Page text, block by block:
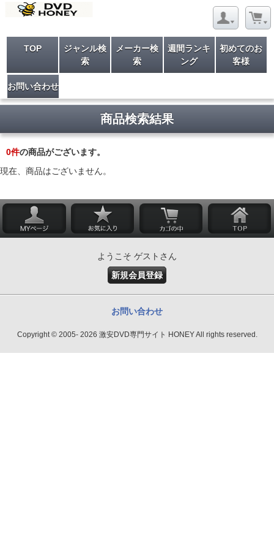
TOP
ジャンル検
索
メーカー検
索
週間ランキ
ング
初めてのお
客様
お問い合わせ
商品検索結果
0件の商品がございます。
現在、商品はございません。
ようこそ ゲストさん
新規会員登録
お問い合わせ
Copyright © 2005- 2026 激安DVD専門サイト HONEY All rights reserved.